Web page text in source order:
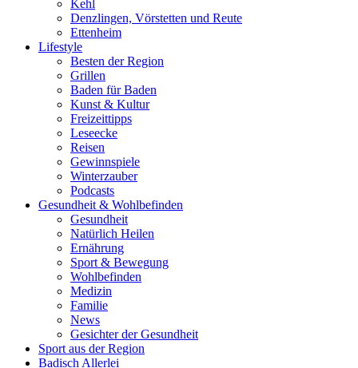
Kehl
Denzlingen, Vörstetten und Reute
Ettenheim
Lifestyle
Besten der Region
Grillen
Baden für Baden
Kunst & Kultur
Freizeittipps
Leseecke
Reisen
Gewinnspiele
Winterzauber
Podcasts
Gesundheit & Wohlbefinden
Gesundheit
Natürlich Heilen
Ernährung
Sport & Bewegung
Wohlbefinden
Medizin
Familie
News
Gesichter der Gesundheit
Sport aus der Region
Badisch Allerlei